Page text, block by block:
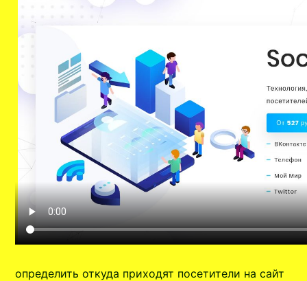
определить откуда приходят посетители на сайт